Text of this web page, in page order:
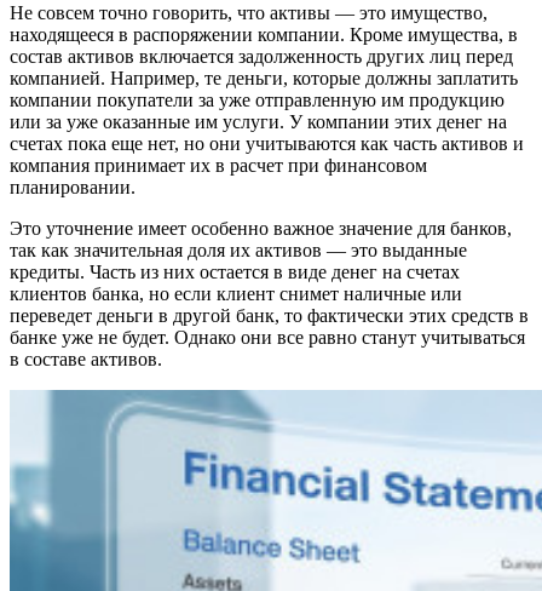
Не совсем точно говорить, что активы — это имущество,
находящееся в распоряжении компании. Кроме имущества, в
состав активов включается задолженность других лиц перед
компанией. Например, те деньги, которые должны заплатить
компании покупатели за уже отправленную им продукцию
или за уже оказанные им услуги. У компании этих денег на
счетах пока еще нет, но они учитываются как часть активов и
компания принимает их в расчет при финансовом
планировании.
Это уточнение имеет особенно важное значение для банков,
так как значительная доля их активов — это выданные
кредиты. Часть из них остается в виде денег на счетах
клиентов банка, но если клиент снимет наличные или
переведет деньги в другой банк, то фактически этих средств в
банке уже не будет. Однако они все равно станут учитываться
в составе активов.